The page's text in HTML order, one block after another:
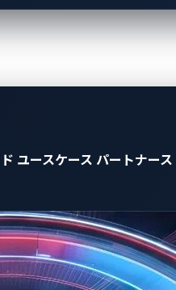
ユースケース パートナース
することで市場投入まで